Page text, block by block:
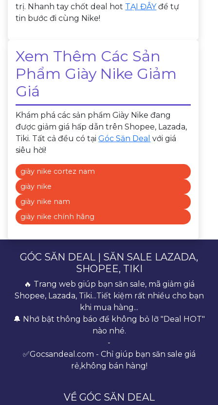
trị. Nhanh tay chốt deal hot TẠI ĐÂYđể tự
tin bước đi cùng Nike!
Xem Thêm Các Sản
Phẩm Giày Nike Giảm
Giá
Khám phá các sản phẩm Giày Nike đang
được giảm giá hấp dẫn trên Shopee, Lazada,
Tiki. Tất cả đều có tạiGóc Săn Deal với giá
siêu hời!
giày nike cortez nam
giày nike
giày nike nam
giày nike chính hãng
GÓC SĂN DEAL | SĂN SALE LAZADA,
SHOPEE, TIKI
🔥 Trang web giúp bạn săn sale, mã giảm giá
Shopee, Lazada, Tiki...Tiết kiệm rất nhiều cho bạn
khi mua hàng...
🔔 Nhớ bật thông báo để không bỏ lỡ "Deal HOT"
nào nhé.
-
✅Gocsandeal.com - Chỉ giúp bạn săn sale giá
rẻ,không bán hàng!
VỀ GÓC SĂN DEAL